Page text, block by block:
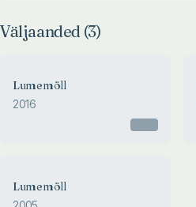
Väljaanded (3)
Lumemöll
2016
Lumemöll